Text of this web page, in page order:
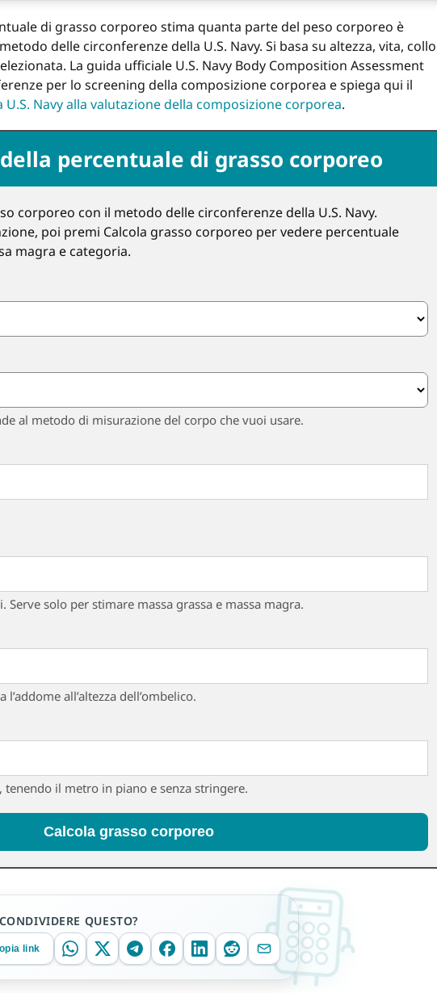
di grasso corporeo stima quanta parte del peso corporeo è
delle circonferenze della U.S. Navy. Si basa su altezza, vita, collo
La guida ufficiale U.S. Navy Body Composition Assessment
per lo screening della composizione corporea e spiega qui il
U.S. Navy alla valutazione della composizione corporea.
percentuale di grasso corporeo
corporeo con il metodo delle circonferenze della U.S. Navy.
poi premi Calcola grasso corporeo per vedere percentuale
magra e categoria.
al metodo di misurazione del corpo che vuoi usare.
solo per stimare massa grassa e massa magra.
all’altezza dell’ombelico.
il metro in piano e senza stringere.
Calcola grasso corporeo
CONDIVIDERE QUESTO?
link